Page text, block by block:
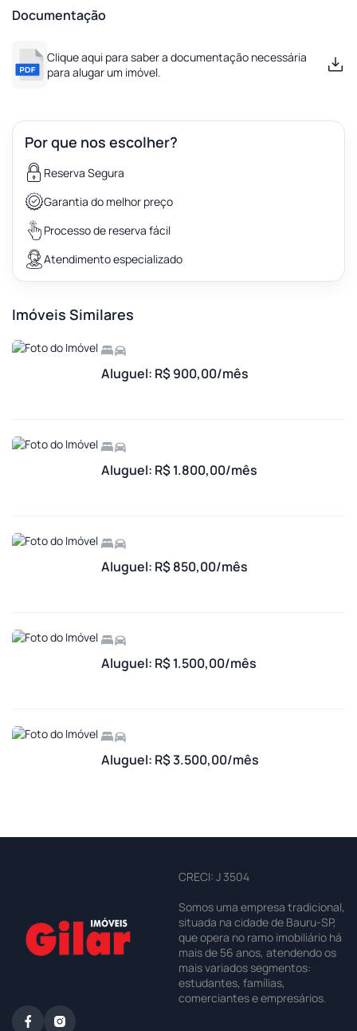
Documentação
Clique aqui para saber a documentação necessária
para alugar um imóvel.
Por que nos escolher?
Reserva Segura
Garantia do melhor preço
Processo de reserva fácil
Atendimento especializado
Imóveis Similares
Aluguel: R$ 900,00/mês
Aluguel: R$ 1.800,00/mês
Aluguel: R$ 850,00/mês
Aluguel: R$ 1.500,00/mês
Aluguel: R$ 3.500,00/mês
CRECI: J 3504
Somos uma empresa tradicional,
situada na cidade de Bauru-SP,
que opera no ramo imobiliário há
mais de 56 anos, atendendo os
mais variados segmentos:
estudantes, famílias,
comerciantes e empresários.